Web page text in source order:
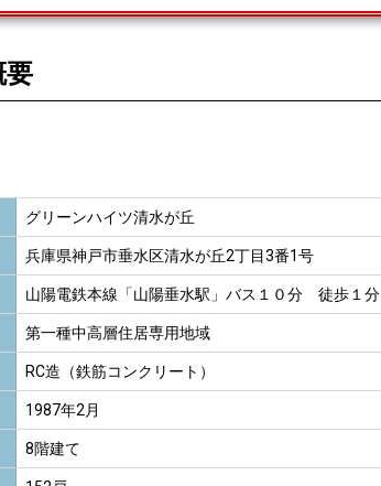
要
グリーンハイツ清水が丘
兵庫県神戸市垂水区清水が丘2丁目3番1号
山陽電鉄本線「山陽垂水駅」バス１０分 徒歩１分
第一種中高層住居専用地域
RC造（鉄筋コンクリート）
1987年2月
8階建て